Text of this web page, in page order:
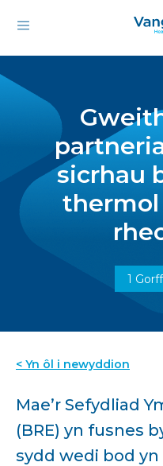
sicrhau
thermol
1
< Yn ôl i newyddion
Mae’r Sefydliad
(BRE) yn fusnes
sydd wedi bod